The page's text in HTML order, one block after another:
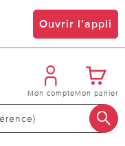
Ouvrir l’appli
Mon compteMon panier